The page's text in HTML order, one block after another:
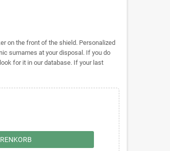
on the front of the shield. Personalized
surnames at your disposal. If you do
for it in our database. If your last